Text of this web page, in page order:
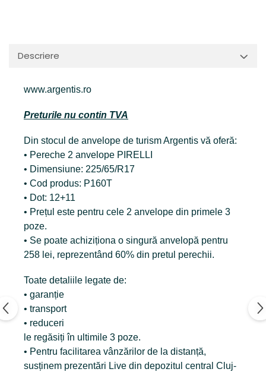
Descriere
www.argentis.ro
Preturile nu contin TVA
Din stocul de anvelope de turism Argentis vă oferă:
• Pereche 2 anvelope PIRELLI
• Dimensiune: 225/65/R17
• Cod produs: P160T
• Dot: 12+11
• Prețul este pentru cele 2 anvelope din primele 3
poze.
• Se poate achiziționa o singură anvelopă pentru
258 lei, reprezentând 60% din pretul perechii.
Toate detaliile legate de:
• garanție
• transport
• reduceri
le regăsiți în ultimile 3 poze.
• Pentru facilitarea vânzărilor de la distanță,
susținem prezentări Live din depozitul central Cluj-